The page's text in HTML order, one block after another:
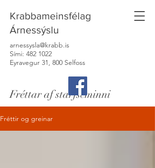
Krabbameinsfélag
Árnessýslu
arnessysla@krabb.is
Sími: 482 1022
Eyravegur 31, 800 Selfoss
Fréttar af starfseminni
Fréttir og greinar